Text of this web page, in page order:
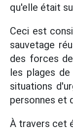
qu'elle était
Ceci est
sauvetage
des forces
les plages
situations
personnes et
À travers cet